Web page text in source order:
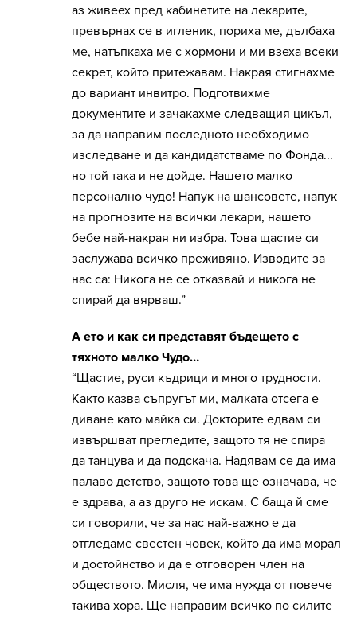
аз живеех пред кабинетите на лекарите,
превърнах се в игленик, пориха ме, дълбаха
ме, натъпкаха ме с хормони и ми взеха всеки
секрет, който притежавам. Накрая стигнахме
до вариант инвитро. Подготвихме
документите и зачакахме следващия цикъл,
за да направим последното необходимо
изследване и да кандидатстваме по Фонда...
но той така и не дойде. Нашето малко
персонално чудо! Напук на шансовете, напук
на прогнозите на всички лекари, нашето
бебе най-накрая ни избра. Това щастие си
заслужава всичко преживяно. Изводите за
нас са: Никога не се отказвай и никога не
спирай да вярваш.”
А ето и как си представят бъдещето с
тяхното малко Чудо…
“Щастие, руси къдрици и много трудности.
Както казва съпругът ми, малката отсега е
диване като майка си. Докторите едвам си
извършват прегледите, защото тя не спира
да танцува и да подскача. Надявам се да има
палаво детство, защото това ще означава, че
е здрава, а аз друго не искам. С баща й сме
си говорили, че за нас най-важно е да
отгледаме свестен човек, който да има морал
и достойнство и да е отговорен член на
обществото. Мисля, че има нужда от повече
такива хора. Ще направим всичко по силите